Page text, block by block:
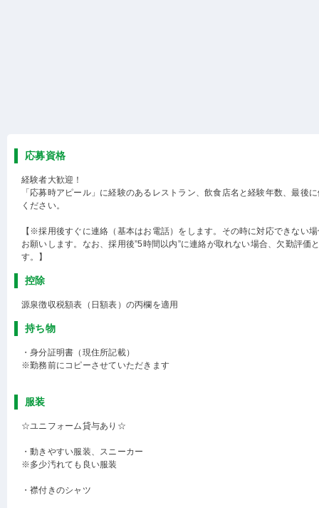
応募資格
経験者大歓迎！
「応募時アピール」に経験のあるレストラン、飲食店名と経験年数、最後
ください。
【※採用後すぐに連絡（基本はお電話）をします。その時に対応できない
お願いします。なお、採用後”5時間以内”に連絡が取れない場合、欠勤評価
す。】
控除
源泉徴収税額表（日額表）の丙欄を適用
持ち物
・身分証明書（現住所記載）
※勤務前にコピーさせていただきます
服装
☆ユニフォーム貸与あり☆
・動きやすい服装、スニーカー
※多少汚れても良い服装
・襟付きのシャツ